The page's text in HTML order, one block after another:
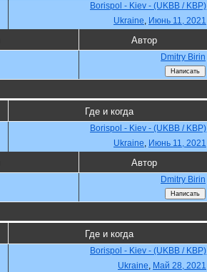
Borispol - Kiev - (UKBB / KBP)
Ukraine, Июнь 11, 2021
Автор
Dmitry Birin
Где и когда
Borispol - Kiev - (UKBB / KBP)
Ukraine, Июнь 11, 2021
Автор
Dmitry Birin
Где и когда
Borispol - Kiev - (UKBB / KBP)
Ukraine, Май 28, 2021